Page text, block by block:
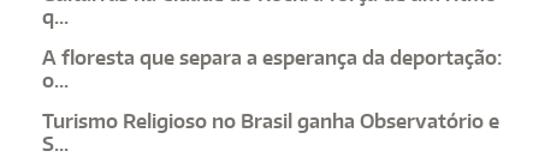
q...
A floresta que separa a esperança da deportação:
o...
Turismo Religioso no Brasil ganha Observatório e
S...